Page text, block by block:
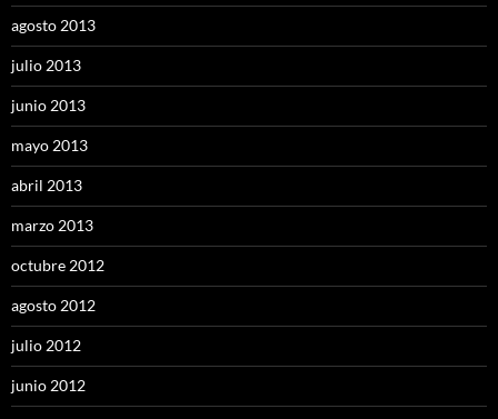
agosto 2013
julio 2013
junio 2013
mayo 2013
abril 2013
marzo 2013
octubre 2012
agosto 2012
julio 2012
junio 2012